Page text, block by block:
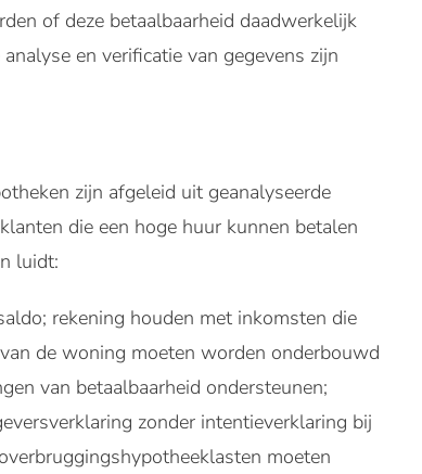
of deze betaalbaarheid daadwerkelijk
en verificatie van gegevens zijn
zijn afgeleid uit geanalyseerde
die een hoge huur kunnen betalen
luidt:
rekening houden met inkomsten die
de woning moeten worden onderbouwd
van betaalbaarheid ondersteunen;
zonder intentieverklaring bij
moeten